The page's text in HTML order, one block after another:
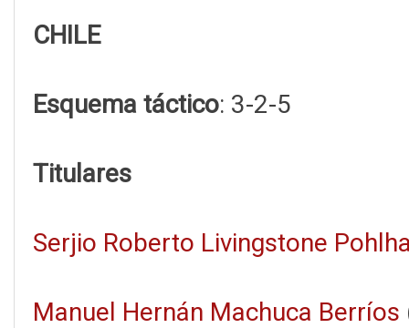
CHILE
Esquema táctico: 3-2-5
Titulares
Serjio Roberto Livingstone
Manuel Hernán Machuca Berríos